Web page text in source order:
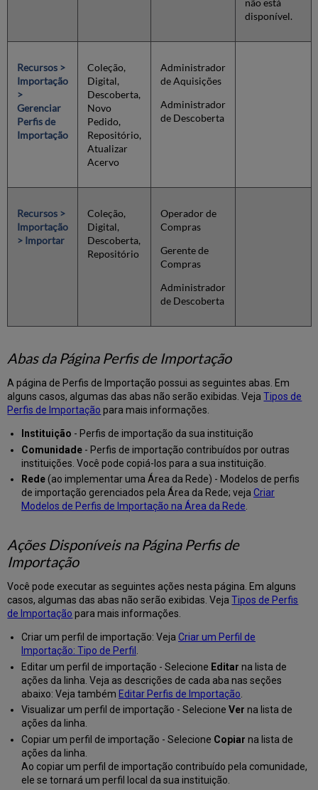
Importação
Coleções
em
Criar/Editar
um
Perfil
de
Pedido
de
Pedido
(EOD)
Configurar
o
Perfil
de
Importação
Atualizar
Acervo
Operações
Físico
e/ou
Misto
Operações
de
Acervo:
e/ou
Misto
Criar
um
Perfil
de
Importação:
Exemplos
de
Uso
Exemplo
não está
disponível.
Recursos >
Importação
>
Gerenciar
Perfis de
Importação
Coleção,
Digital,
Descoberta,
Novo
Pedido,
Repositório,
Atualizar
Acervo
Administrador
de Aquisições
Administrador
de Descoberta
Recursos >
Importação
> Importar
Coleção,
Digital,
Descoberta,
Repositório
Operador de
Compras
Gerente de
Compras
Administrador
de Descoberta
Abas da Página Perfis de Importação
A página de Perfis de Importação possui as seguintes abas. Em
alguns casos, algumas das abas não serão exibidas. VejaTipos de
Perfis de Importação para mais informações.
Instituição - Perfis de importação da sua instituição
Comunidade- Perfis de importação contribuídos por outras
instituições. Você pode copiá-los para a sua instituição.
Rede(ao implementar uma Área da Rede) - Modelos de perfis
de importação gerenciados pela Área da Rede; veja Criar
Modelos de Perfis de Importação na Área da Rede.
Ações Disponíveis na Página Perfis de
Importação
Você pode executar as seguintes ações nesta página. Em alguns
casos, algumas das abas não serão exibidas. VejaTipos de Perfis
de Importação para mais informações.
Criar um perfil de importação: Veja Criar um Perfil de
Importação: Tipo de Perfil .
Editar um perfil de importação - Selecione Editar na lista de
ações da linha. Veja as descrições de cada aba nas seções
abaixo: Veja também Editar Perfis de Importação
Visualizar um perfil de importação - Selecione Ver na lista de
ações da linha.
Copiar um perfil de importação - Selecione Copiar na lista de
ações da linha.
Ao copiar um perfil de importação contribuído pela comunidade,
ele se tornará um perfil local da sua instituição.